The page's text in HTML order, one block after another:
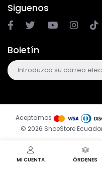
Siguenos
Boletín
© 2026 ShoeStore
Aceptamos
MI CUENTA ÓRDENES